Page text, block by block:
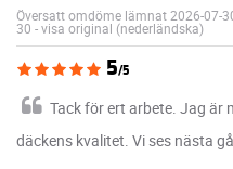
Översatt omdöme lämnat 2026-07-
30 -visa original (nederländska)
5/5
Tack för ert arbete. Jag är
däckens kvalitet. Vi ses nästa